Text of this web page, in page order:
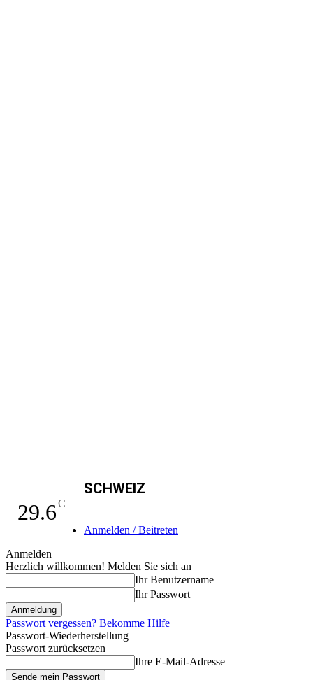
29.6C
SCHWEIZ
Anmelden / Beitreten
Anmelden
Herzlich willkommen! Melden Sie sich an
Ihr Benutzername
Ihr Passwort
Passwort vergessen? Bekomme Hilfe
Passwort-Wiederherstellung
Passwort zurücksetzen
Ihre E-Mail-Adresse